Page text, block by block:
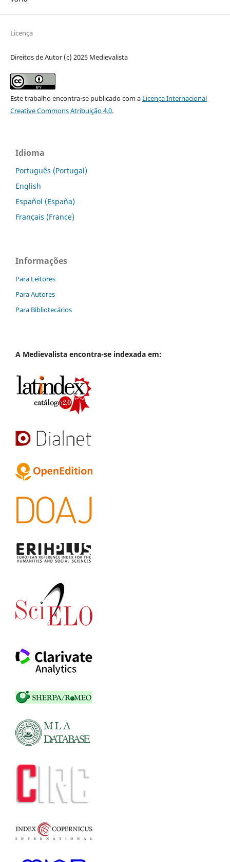
Licença
Direitos de Autor (c) 2025 Medievalista
Este trabalho encontra-se publicado com a Licença Internacional
Creative Commons Atribuição 4.0.
Idioma
Português (Portugal)
English
Español (España)
Français (France)
Informações
Para Leitores
Para Autores
Para Bibliotecários
A Medievalista encontra-se indexada em: